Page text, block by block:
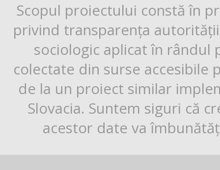
Scopul proiectului constă în
privind transparența
sociologic aplicat în rândul
colectate din surse
de la un proiect similar
Slovacia. Suntem siguri că
acestor date va